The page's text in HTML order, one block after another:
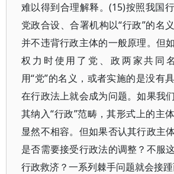
难以得到合理解释。(15)按照我国
党政合设、合署机构以“行政”的名
并不违背行政主体的一般原理。但
权力时使用了党、政两家共同
用“党”的名义，或者实施的是没有
在行政法上就会成为问题。如果我
其纳入“行政”范畴，其形式上的主
显然不相容。但如果否认其行政主
是否需要接受行政法的调整？不服
行政救济？一系列棘手问题就会接踵